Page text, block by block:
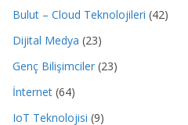
Bulut – Cloud Teknolojileri (42)
Dijital Medya (23)
Genç Bilişimciler (23)
İnternet (64)
IoT Teknolojisi (9)